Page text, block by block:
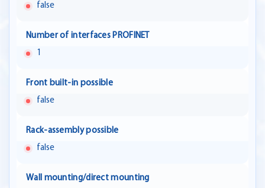
false
Number of interfaces PROFINET
1
Front built-in possible
false
Rack-assembly possible
false
Wall mounting/direct mounting